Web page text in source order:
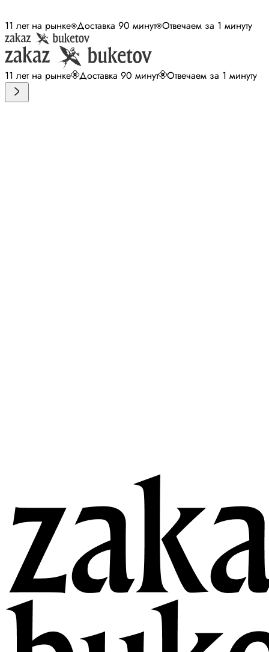
11 лет на рынке Доставка 90 минут Отвечаем за 1 минуту
11 лет на рынке Доставка 90 минут Отвечаем за 1 минуту